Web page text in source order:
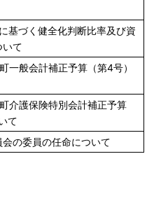
基づく健全化判断比率及び資
いて
一般会計補正予算（第4号）
介護保険特別会計補正予算
て
の委員の任命について